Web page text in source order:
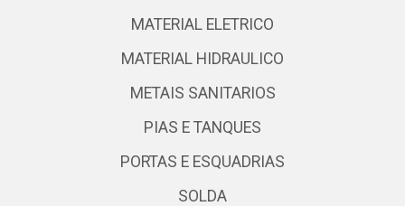
MATERIAL ELETRICO
MATERIAL HIDRAULICO
METAIS SANITARIOS
PIAS E TANQUES
PORTAS E ESQUADRIAS
SOLDA